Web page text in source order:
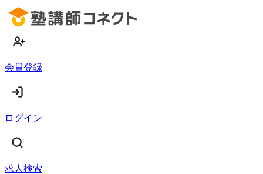
会員登録
ログイン
求人検索